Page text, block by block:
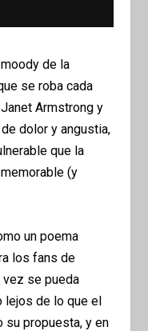
de la
se roba cada
Armstrong y
dolor y angustia,
que la
(y
un poema
los fans de
vez se pueda
lejos de lo que el
su propuesta, y en